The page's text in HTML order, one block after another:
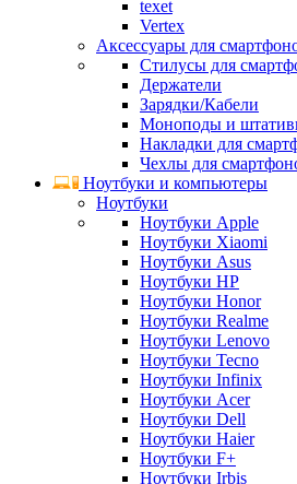
texet
Vertex
Аксессуары для
Стилусы для
Держатели
Зарядки/Кабели
Моноподы и
Накладки для
Чехлы для
Ноутбуки и компьютеры
Ноутбуки
Ноутбуки Apple
Ноутбуки Xiaomi
Ноутбуки Asus
Ноутбуки HP
Ноутбуки Honor
Ноутбуки Realme
Ноутбуки Lenovo
Ноутбуки Tecno
Ноутбуки Infinix
Ноутбуки Acer
Ноутбуки Dell
Ноутбуки Haier
Ноутбуки F+
Ноутбуки Irbis